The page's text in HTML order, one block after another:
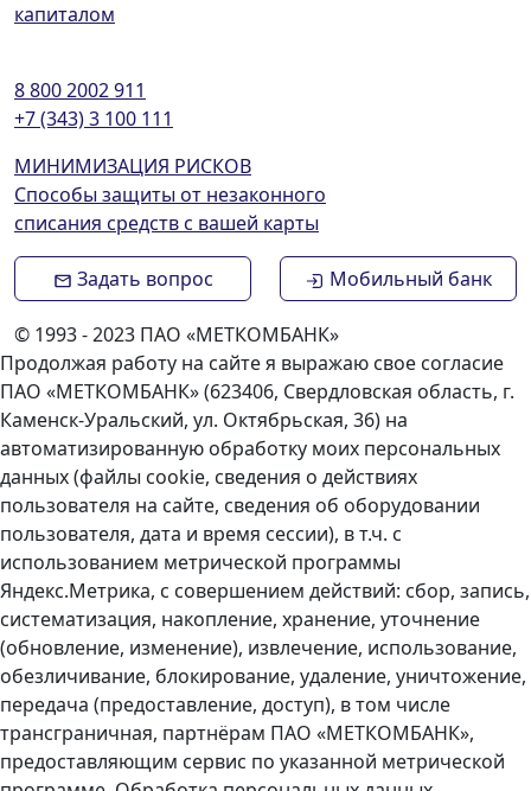
капиталом
8 800 2002 911
+7 (343) 3 100 111
МИНИМИЗАЦИЯ РИСКОВ
Способы защиты от незаконного
списания средств с вашей карты
Задать вопрос Мобильный банк
© 1993 - 2023 ПАО «МЕТКОМБАНК»
Продолжая работу на сайте я выражаю свое согласие
ПАО «МЕТКОМБАНК» (623406, Свердловская область, г.
Каменск-Уральский, ул. Октябрьская, 36) на
автоматизированную обработку моих персональных
данных (файлы cookie, сведения о действиях
пользователя на сайте, сведения об оборудовании
пользователя, дата и время сессии), в т.ч. с
использованием метрической программы
Яндекс.Метрика, с совершением действий: сбор, запись,
систематизация, накопление, хранение, уточнение
(обновление, изменение), извлечение, использование,
обезличивание, блокирование, удаление, уничтожение,
передача (предоставление, доступ), в том числе
трансграничная, партнёрам ПАО «МЕТКОМБАНК»,
предоставляющим сервис по указанной метрической